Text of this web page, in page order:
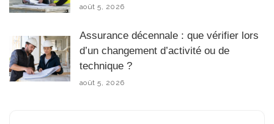
août 5, 2026
Assurance décennale : que vérifier lors
d’un changement d’activité ou de
technique ?
août 5, 2026